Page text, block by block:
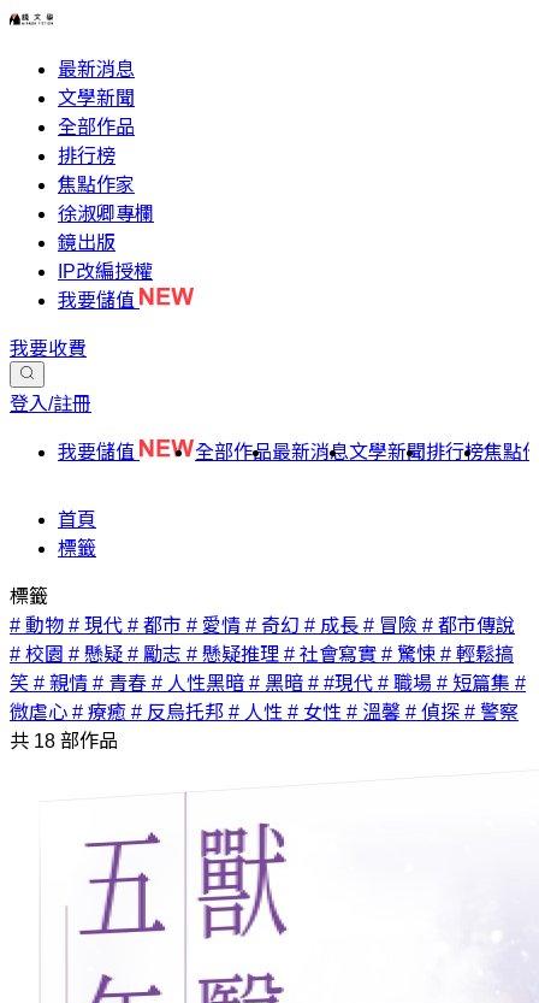
最新消息
文學新聞
全部作品
排行榜
焦點作家
徐淑卿專欄
鏡出版
IP改編授權
我要儲值
我要收費
登入/註冊
我要儲值 全部作品最新消息文學新聞排行榜焦點
首頁
標籤
標籤
# 動物 # 現代 # 都市 # 愛情 # 奇幻 # 成長 # 冒險 # 都市傳說
# 校園 # 懸疑 # 勵志 # 懸疑推理 # 社會寫實 # 驚悚 # 輕鬆搞
笑 # 親情 # 青春 # 人性黑暗 # 黑暗 # #現代 # 職場 # 短篇集 #
微虐心 # 療癒 # 反烏托邦 # 人性 # 女性 # 溫馨 # 偵探 # 警察
共 18 部作品